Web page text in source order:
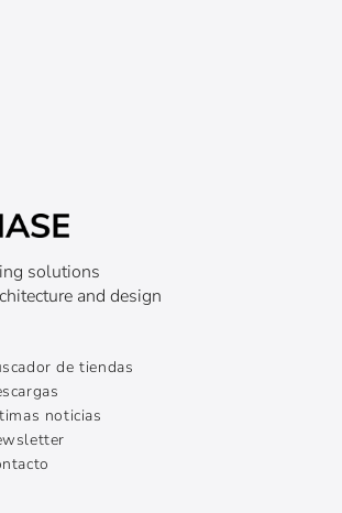
solutions
and design
de tiendas
noticias